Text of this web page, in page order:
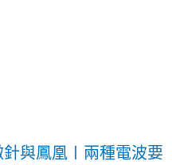
與鳳凰〡兩種電波要